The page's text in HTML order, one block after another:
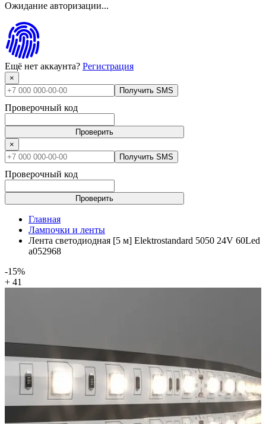
Ожидание авторизации...
Ещё нет аккаунта? Регистрация
×
Получить SMS
Проверочный код
Проверить
×
Получить SMS
Проверочный код
Проверить
Главная
Лампочки и ленты
Лента светодиодная [5 м] Elektrostandard 5050 24V 60Led
a052968
-15%
+ 41